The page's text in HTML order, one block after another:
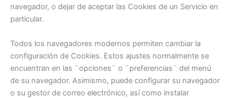
navegador, o dejar de aceptar las Cookies de un Servicio en
particular.
Todos los navegadores modernos permiten cambiar la
configuración de Cookies. Estos ajustes normalmente se
encuentran en las ¨opciones¨ o ¨preferencias¨ del menú
de su navegador. Asimismo, puede configurar su navegador
o su gestor de correo electrónico, así como instalar